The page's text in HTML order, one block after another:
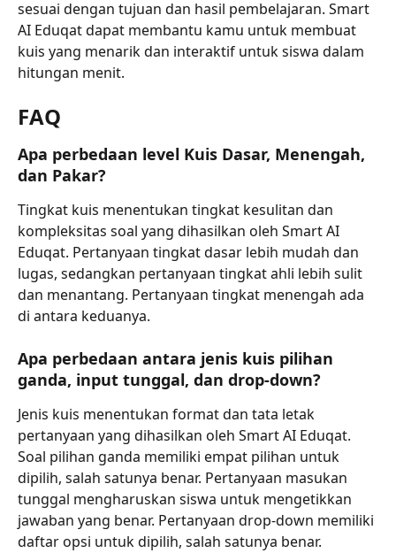
sesuai dengan tujuan dan hasil pembelajaran. Smart
AI Eduqat dapat membantu kamu untuk membuat
kuis yang menarik dan interaktif untuk siswa dalam
hitungan menit.
FAQ
Apa perbedaan level Kuis Dasar, Menengah,
dan Pakar?
Tingkat kuis menentukan tingkat kesulitan dan
kompleksitas soal yang dihasilkan oleh Smart AI
Eduqat. Pertanyaan tingkat dasar lebih mudah dan
lugas, sedangkan pertanyaan tingkat ahli lebih sulit
dan menantang. Pertanyaan tingkat menengah ada
di antara keduanya.
Apa perbedaan antara jenis kuis pilihan
ganda, input tunggal, dan drop-down?
Jenis kuis menentukan format dan tata letak
pertanyaan yang dihasilkan oleh Smart AI Eduqat.
Soal pilihan ganda memiliki empat pilihan untuk
dipilih, salah satunya benar. Pertanyaan masukan
tunggal mengharuskan siswa untuk mengetikkan
jawaban yang benar. Pertanyaan drop-down memiliki
daftar opsi untuk dipilih, salah satunya benar.